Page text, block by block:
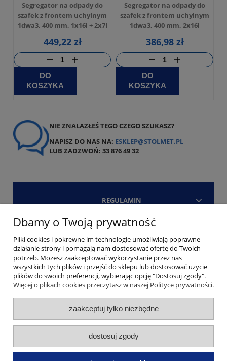
Segregator na odpady do
szafek z frontem uchylnym
1dwa3, 400 mm, 1x16l + 2x7l
449,22 zł
DO
KOSZYKA
Segregator na odpady do
szafek z frontem uchylnym
1dwa3, 400 mm, 2x16l
386,98 zł
DO
KOSZYKA
NIE ZNALAZŁEŚ TEGO CZEGO SZUKASZ?
NAPISZ DO NAS NA: ESKLEP@STOLMET.PL
LUB ZADZWOŃ: 33 876 49 32
REGULAMIN
Strefa klienta
Kontakt
Copyright Stolmet 2006 - 2026. All Rights Reserved
pokaż pełną wersję strony
Dbamy o Twoją prywatność
Pliki cookies i pokrewne im technologie umożliwiają poprawne
działanie strony i pomagają nam dostosować ofertę do Twoich
potrzeb. Możesz zaakceptować wykorzystanie przez nas
wszystkich tych plików i przejść do sklepu lub dostosować użycie
plików do swoich preferencji, wybierając opcję "Dostosuj zgody".
Więcej o plikach cookies przeczytasz w naszej Polityce prywatności.
zaakceptuj tylko niezbędne
dostosuj zgody